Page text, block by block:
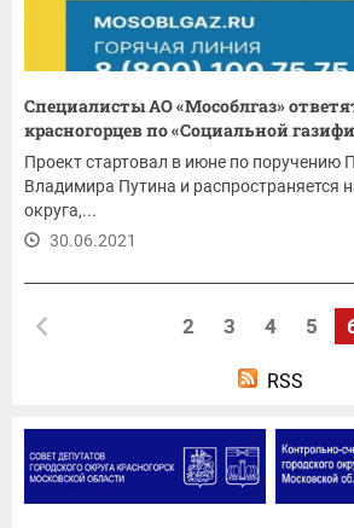
Специалисты АО «Мособлгаз»
красногорцев по «Социальной
Проект стартовал в июне по поручению
Владимира Путина и распространяется
округа,...
30.06.2021
2 3 4 5
RSS